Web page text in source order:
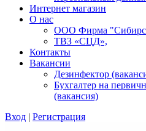
Интернет магазин
О нас
ООО Фирма
ТВЗ «СЦД»,
Контакты
Вакансии
Дезинфектор
Бухгалтер на
(вакансия)
Вход | Регистрация